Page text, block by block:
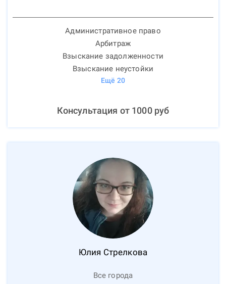
Административное право
Арбитраж
Взыскание задолженности
Взыскание неустойки
Ещё 20
Консультация от 1000руб
Юлия Стрелкова
Все города